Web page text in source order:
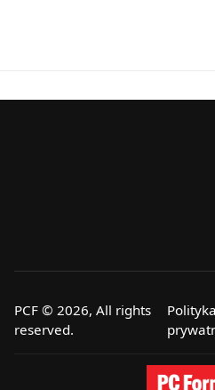
PCF © 2026, All rights
reserved.
Polityka